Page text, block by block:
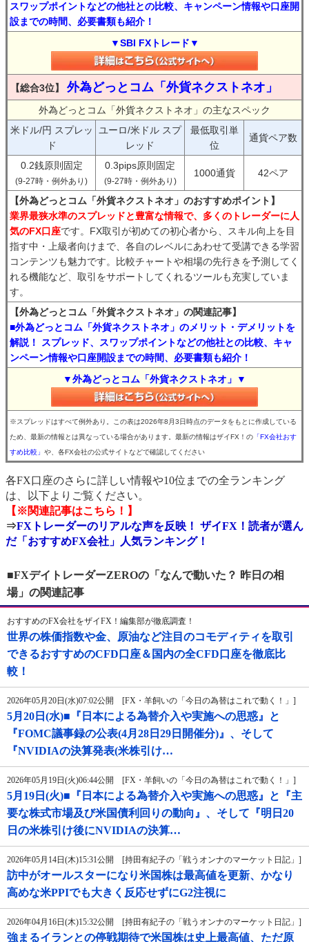
スワップポイントなどの他社との比較、キャンペーン情報や口座開
設までの時間、必要書類も紹介！
▼SBI FXトレード▼
【総合3位】 外為どっとコム「外貨ネクストネオ」
外為どっとコム「外貨ネクストネオ」の主なスペック
米ドル/円 スプレッ
ド
ユーロ/米ドル スプ
レッド
最低取引単
位
通貨ペア数
0.2銭原則固定
(9-27時・例外あり)
0.3pips原則固定
(9-27時・例外あり)
1000通貨 42ペア
【外為どっとコム「外貨ネクストネオ」のおすすめポイント】
業界最狭水準のスプレッドと豊富な情報で、多くのトレーダーに人
気のFX口座です。FX取引が初めての初心者から、スキル向上を目
指す中・上級者向けまで、各自のレベルにあわせて受講できる学習
コンテンツも魅力です。比較チャートや相場の先行きを予測してく
れる機能など、取引をサポートしてくれるツールも充実していま
す。
【外為どっとコム「外貨ネクストネオ」の関連記事】
■外為どっとコム「外貨ネクストネオ」のメリット・デメリットを
解説！ スプレッド、スワップポイントなどの他社との比較、キャ
ンペーン情報や口座開設までの時間、必要書類も紹介！
▼外為どっとコム「外貨ネクストネオ」▼
※スプレッドはすべて例外あり。この表は2026年8月3日時点のデータをもとに作成している
ため、最新の情報とは異なっている場合があります。最新の情報はザイFX！の 「FX会社おす
すめ比較」 や、各FX会社の公式サイトなどで確認してください
各FX口座のさらに詳しい情報や10位までの全ランキング
は、以下よりご覧ください。
【※関連記事はこちら！】
⇒FXトレーダーのリアルな声を反映！ ザイFX！読者が選ん
だ「おすすめFX会社」人気ランキング！
■FXデイトレーダーZEROの「なんで動いた？ 昨日の相
場」の関連記事
おすすめのFX会社をザイFX！編集部が徹底調査！
世界の株価指数や金、原油など注目のコモディティを取引
できるおすすめのCFD口座＆国内の全CFD口座を徹底比
較！
2026年05月20日(水)07:02公開 [FX・羊飼いの「今日の為替はこれで動く！」]
5月20日(水)■『日本による為替介入や実施への思惑』と
『FOMC議事録の公表(4月28日29日開催分)』、そして
『NVIDIAの決算発表(米株引け…
2026年05月19日(火)06:44公開 [FX・羊飼いの「今日の為替はこれで動く！」]
5月19日(火)■『日本による為替介入や実施への思惑』と『主
要な株式市場及び米国債利回りの動向』、そして『明日20
日の米株引け後にNVIDIAの決算…
2026年05月14日(木)15:31公開 [持田有紀子の「戦うオンナのマーケット日記」]
訪中がオールスターになり米国株は最高値を更新、かなり
高めな米PPIでも大きく反応せずにG2注視に
2026年04月16日(木)15:32公開 [持田有紀子の「戦うオンナのマーケット日記」]
強まるイランとの停戦期待で米国株は史上最高値、ただ原